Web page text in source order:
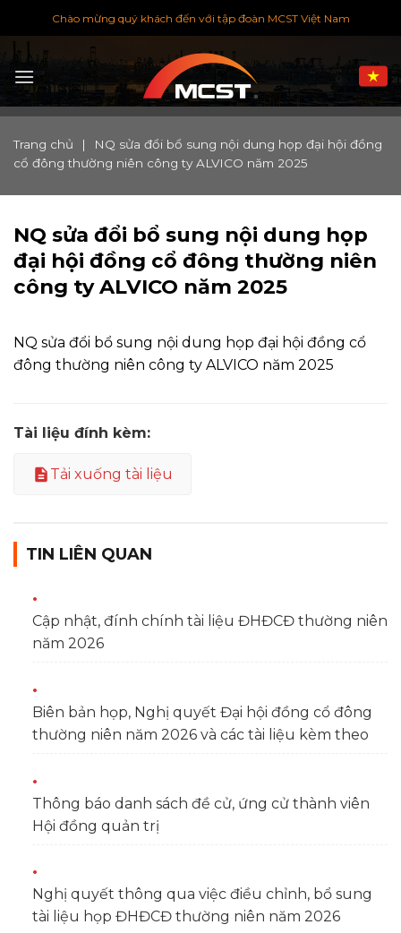
đến
nội
dung
Chào mừng quý khách đến với tập đoàn MCST Việt Nam
Trang chủ |
NQ sửa đổi bổ sung nội dung họp đại hội đồng
cổ đông thường niên công ty ALVICO năm 2025
NQ sửa đổi bổ sung nội dung họp
đại hội đồng cổ đông thường niên
công ty ALVICO năm 2025
NQ sửa đổi bổ sung nội dung họp đại hội đồng cổ
đông thường niên công ty ALVICO năm 2025
Tài liệu đính kèm:
Tải xuống tài liệu
TIN LIÊN QUAN
Cập nhật, đính chính tài liệu ĐHĐCĐ thường niên
năm 2026
Biên bản họp, Nghị quyết Đại hội đồng cổ đông
thường niên năm 2026 và các tài liệu kèm theo
Thông báo danh sách đề cử, ứng cử thành viên
Hội đồng quản trị
Nghị quyết thông qua việc điều chỉnh, bổ sung
tài liệu họp ĐHĐCĐ thường niên năm 2026